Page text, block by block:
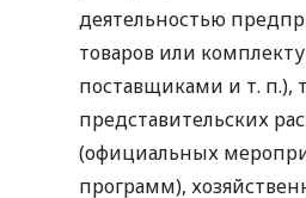
деятельностью
товаров или
поставщиками и т. п.),
представительских
(официальных
программ),